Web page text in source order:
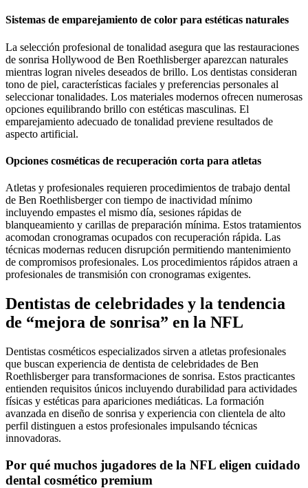
Sistemas de emparejamiento de color para estéticas naturales
La selección profesional de tonalidad asegura que las restauraciones
de sonrisa Hollywood de Ben Roethlisberger aparezcan naturales
mientras logran niveles deseados de brillo. Los dentistas consideran
tono de piel, características faciales y preferencias personales al
seleccionar tonalidades. Los materiales modernos ofrecen numerosas
opciones equilibrando brillo con estéticas masculinas. El
emparejamiento adecuado de tonalidad previene resultados de
aspecto artificial.
Opciones cosméticas de recuperación corta para atletas
Atletas y profesionales requieren procedimientos de trabajo dental
de Ben Roethlisberger con tiempo de inactividad mínimo
incluyendo empastes el mismo día, sesiones rápidas de
blanqueamiento y carillas de preparación mínima. Estos tratamientos
acomodan cronogramas ocupados con recuperación rápida. Las
técnicas modernas reducen disrupción permitiendo mantenimiento
de compromisos profesionales. Los procedimientos rápidos atraen a
profesionales de transmisión con cronogramas exigentes.
Dentistas de celebridades y la tendencia
de “mejora de sonrisa” en la NFL
Dentistas cosméticos especializados sirven a atletas profesionales
que buscan experiencia de dentista de celebridades de Ben
Roethlisberger para transformaciones de sonrisa. Estos practicantes
entienden requisitos únicos incluyendo durabilidad para actividades
físicas y estéticas para apariciones mediáticas. La formación
avanzada en diseño de sonrisa y experiencia con clientela de alto
perfil distinguen a estos profesionales impulsando técnicas
innovadoras.
Por qué muchos jugadores de la NFL eligen cuidado
dental cosmético premium